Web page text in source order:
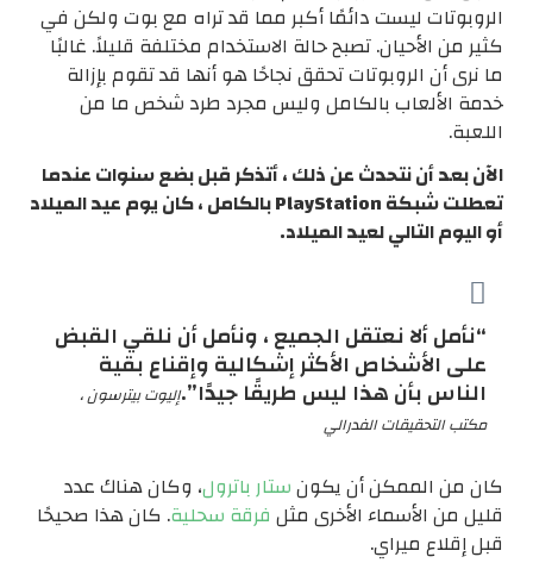
الروبوتات ليست دائمًا أكبر مما قد تراه مع بوت ولكن في
كثير من الأحيان. تصبح حالة الاستخدام مختلفة قليلاً. غالبًا
ما نرى أن الروبوتات تحقق نجاحًا هو أنها قد تقوم بإزالة
خدمة الألعاب بالكامل وليس مجرد طرد شخص ما من
اللعبة.
الآن بعد أن نتحدث عن ذلك ، أتذكر قبل بضع سنوات عندما
تعطلت شبكة PlayStation بالكامل ، كان يوم عيد الميلاد
أو اليوم التالي لعيد الميلاد.
“نأمل ألا نعتقل الجميع ، ونأمل أن نلقي القبض
على الأشخاص الأكثر إشكالية وإقناع بقية
الناس بأن هذا ليس طريقًا جيدًا”.إليوت بيترسون ،
مكتب التحقيقات الفدرالي
كان من الممكن أن يكونستار باترول، وكان هناك عدد
قليل من الأسماء الأخرى مثل فرقة سحلية. كان هذا صحيحًا
قبل إقلاع ميراي.